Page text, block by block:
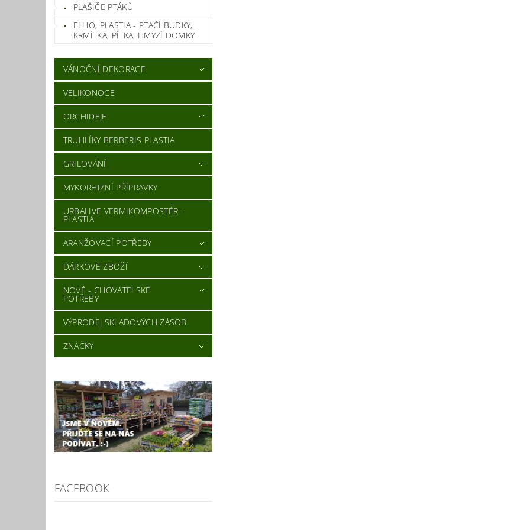
PLAŠIČE PTÁKŮ
ELHO, PLASTIA - PTAČÍ BUDKY,
KRMÍTKA, PÍTKA, HMYZÍ DOMKY
VÁNOČNÍ DEKORACE
VELIKONOCE
ORCHIDEJE
TRUHLÍKY BERBERIS PLASTIA
GRILOVÁNÍ
MYKORHIZNÍ PŘÍPRAVKY
URBALIVE VERMIKOMPOSTÉR -
PLASTIA
ARANŽOVACÍ POTŘEBY
DÁRKOVÉ ZBOŽÍ
NOVĚ - CHOVATELSKÉ
POTŘEBY
VÝPRODEJ SKLADOVÝCH ZÁSOB
ZNAČKY
FACEBOOK